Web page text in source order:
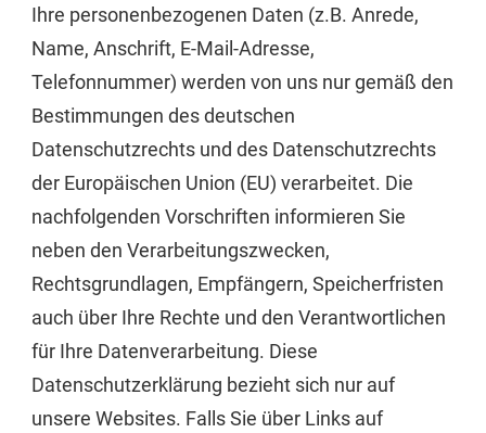
Ihre personenbezogenen Daten (z.B. Anrede,
Name, Anschrift, E-Mail-Adresse,
Telefonnummer) werden von uns nur gemäß den
Bestimmungen des deutschen
Datenschutzrechts und des Datenschutzrechts
der Europäischen Union (EU) verarbeitet. Die
nachfolgenden Vorschriften informieren Sie
neben den Verarbeitungszwecken,
Rechtsgrundlagen, Empfängern, Speicherfristen
auch über Ihre Rechte und den Verantwortlichen
für Ihre Datenverarbeitung. Diese
Datenschutzerklärung bezieht sich nur auf
unsere Websites. Falls Sie über Links auf